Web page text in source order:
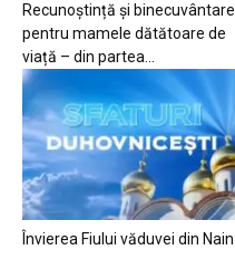
Recunoștință și binecuvântare
pentru mamele dătătoare de
viață – din partea...
Învierea Fiului văduvei din Nain